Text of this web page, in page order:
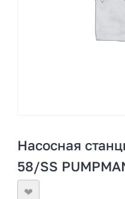
Насосная
58/SS
❤